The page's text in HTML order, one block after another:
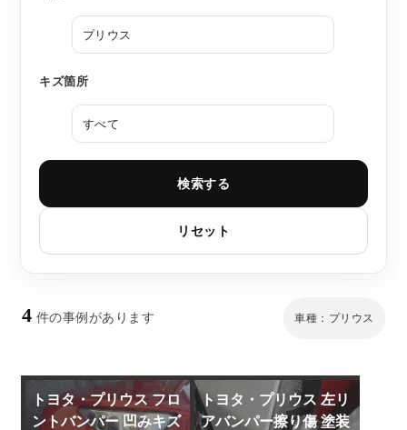
キズ箇所
検索する
リセット
4 件の事例があります 車種：プリウス
トヨタ・プリウス フロ
ントバンパー 凹みキズ
トヨタ・プリウス 左リ
アバンパー擦り傷 塗装